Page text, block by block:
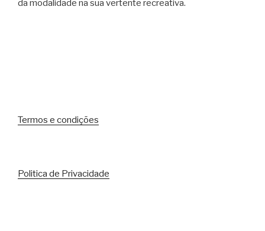
da modalidade na sua vertente recreativa.
Termos e condições
Politica de Privacidade